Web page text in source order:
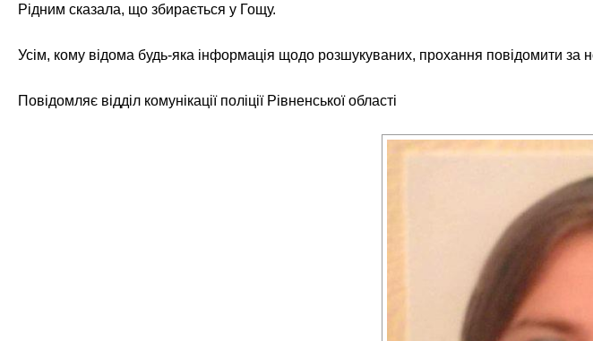
Рідним сказала, що збирається у Гощу.
Усім, кому відома будь-яка інформація щодо розшукуваних, прохання повідомити
Повідомляє відділ комунікації поліції Рівненської області